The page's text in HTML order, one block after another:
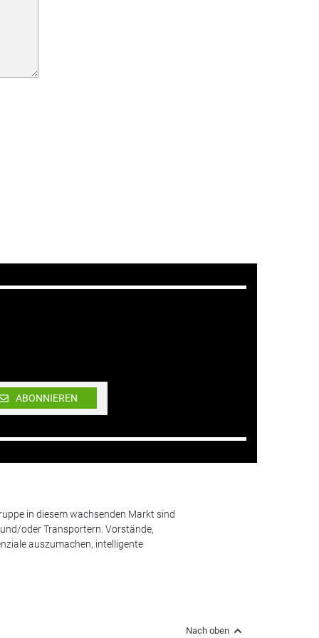
ABONNIEREN
in diesem wachsenden Markt sind
oder Transportern. Vorstände,
auszumachen, intelligente
Nach oben